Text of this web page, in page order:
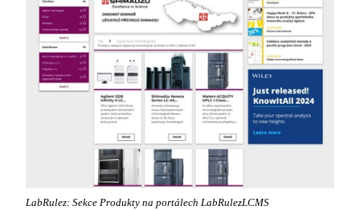
LabRulez: Sekce Produkty na portálech LabRulezLCMS